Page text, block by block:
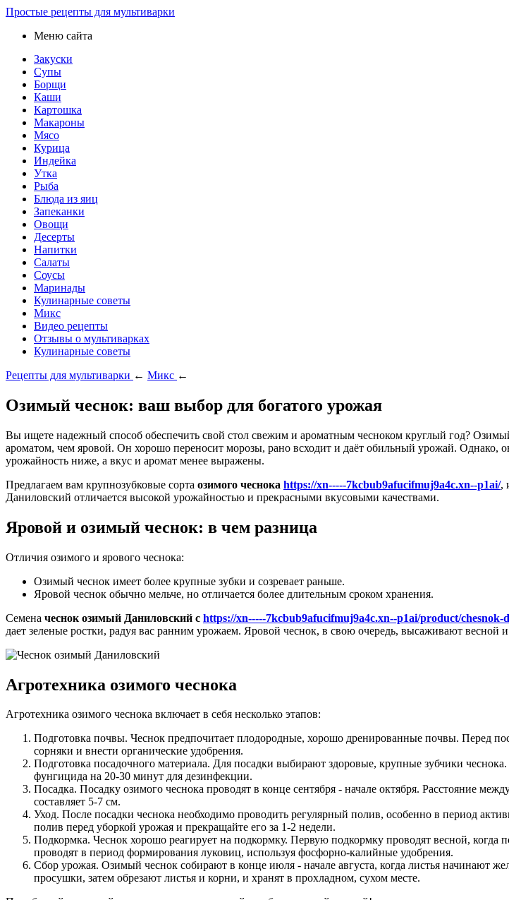
Простые рецепты для мультиварки
Меню сайта
Закуски
Супы
Борщи
Каши
Картошка
Макароны
Мясо
Курица
Индейка
Утка
Рыба
Блюда из яиц
Запеканки
Овощи
Десерты
Напитки
Салаты
Соусы
Маринады
Кулинарные советы
Микс
Видео рецепты
Отзывы о мультиварках
Кулинарные советы
Рецепты для мультиварки ← Микс ←
Озимый чеснок: ваш выбор для богатого урожая
Вы ищете надежный способ обеспечить свой стол свежим и ароматным чесноком круглый год?
ароматом, чем яровой. Он хорошо переносит морозы, рано всходит и даёт обильный урожай. Однако,
урожайность ниже, а вкус и аромат менее выражены.
Предлагаем вам крупнозубковые сорта озимого чеснока https://xn-----7kcbub9afucifmuj9a4c.xn--p1ai/,
Даниловский отличается высокой урожайностью и прекрасными вкусовыми качествами.
Яровой и озимый чеснок: в чем разница
Отличия озимого и ярового чеснока:
Озимый чеснок имеет более крупные зубки и созревает раньше.
Яровой чеснок обычно мельче, но отличается более длительным сроком хранения.
Семена чеснок озимый Даниловский с https://xn-----7kcbub9afucifmuj9a4c.xn--p1ai/product/chesnok-
дает зеленые ростки, радуя вас ранним урожаем. Яровой чеснок, в свою очередь, высаживают весной
Агротехника озимого чеснока
Агротехника озимого чеснока включает в себя несколько этапов:
Подготовка почвы. Чеснок предпочитает плодородные, хорошо дренированные почвы. Перед
сорняки и внести органические удобрения.
Подготовка посадочного материала. Для посадки выбирают здоровые, крупные зубчики
фунгицида на 20-30 минут для дезинфекции.
Посадка. Посадку озимого чеснока проводят в конце сентября - начале октября. Расстояние
составляет 5-7 см.
Уход. После посадки чеснока необходимо проводить регулярный полив, особенно в период
полив перед уборкой урожая и прекращайте его за 1-2 недели.
Подкормка. Чеснок хорошо реагирует на подкормку. Первую подкормку проводят весной,
проводят в период формирования луковиц, используя фосфорно-калийные удобрения.
Сбор урожая. Озимый чеснок собирают в конце июля - начале августа, когда листья начинают
просушки, затем обрезают листья и корни, и хранят в прохладном, сухом месте.